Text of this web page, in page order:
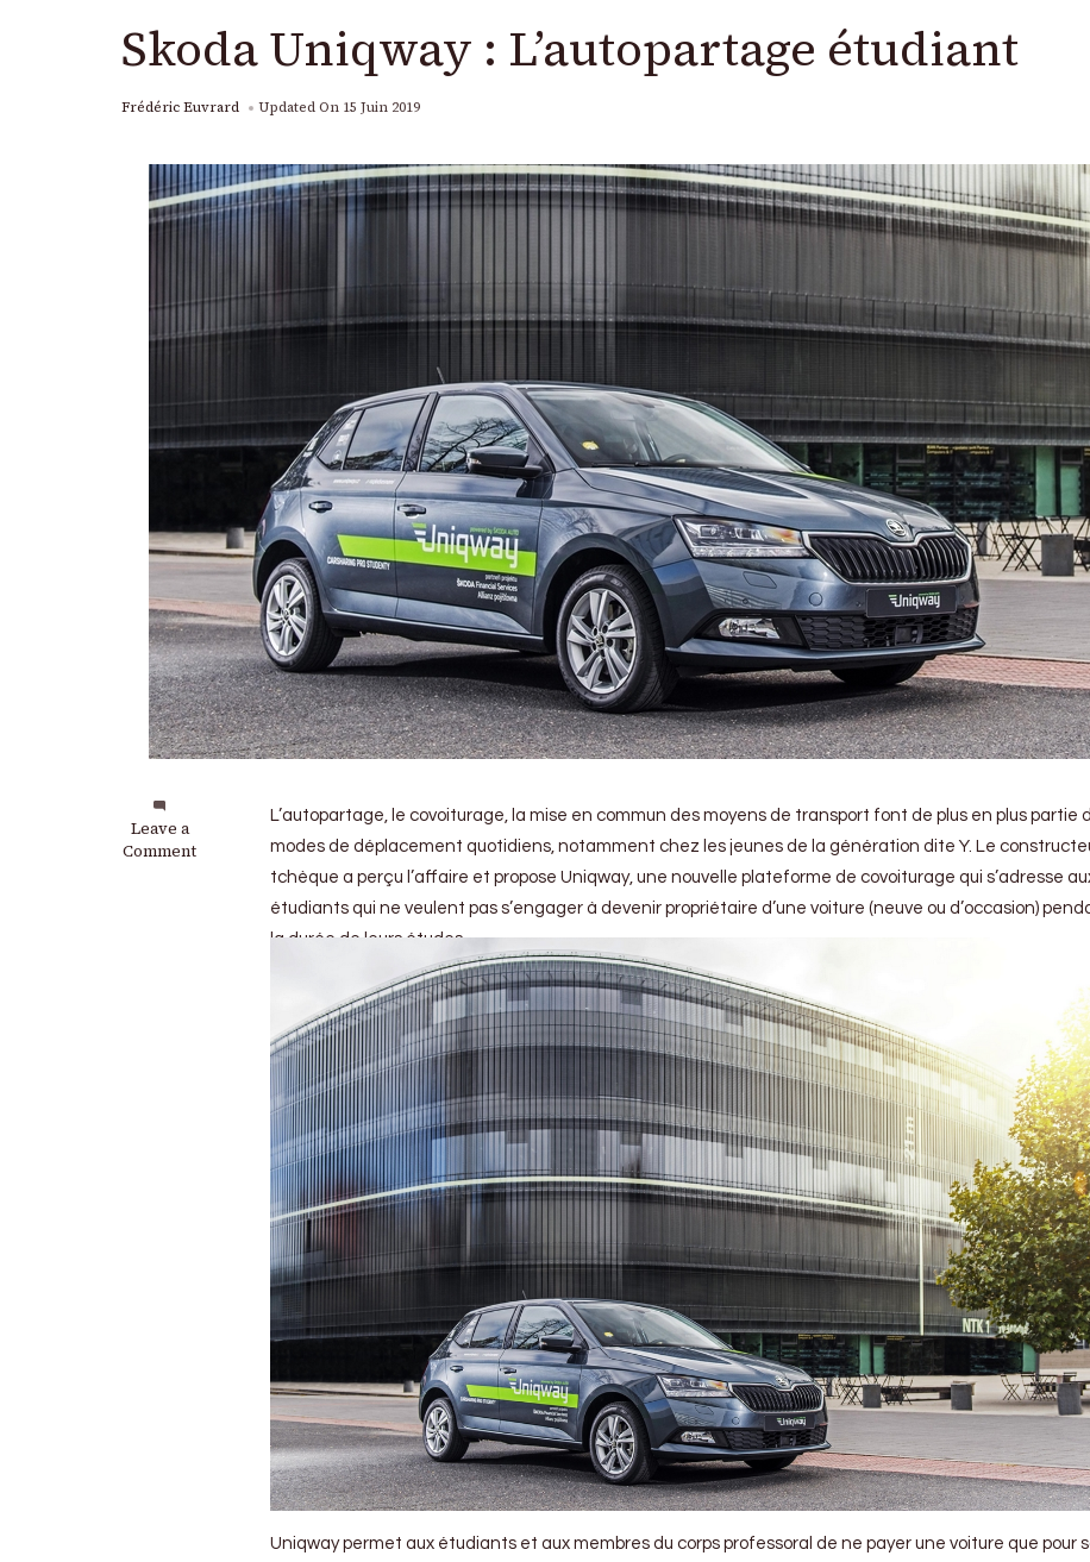
Skoda Uniqway : L’autopartage étudiant
Frédéric Euvrard Updated On 15 Juin 2019
Leave a
Comment
on
Skoda
L’autopartage, le covoiturage, la mise en commun des moyens de transport font de plus en plus partie
modes de déplacement quotidiens, notamment chez les jeunes de la génération dite Y. Le
tchèque a perçu l’affaire et propose Uniqway, une nouvelle plateforme de covoiturage qui s’adresse
étudiants qui ne veulent pas s’engager à devenir propriétaire d’une voiture (neuve ou d’occasion)
la durée de leurs études.
Uniqway permet aux étudiants et aux membres du corps professoral de ne payer une voiture que pour